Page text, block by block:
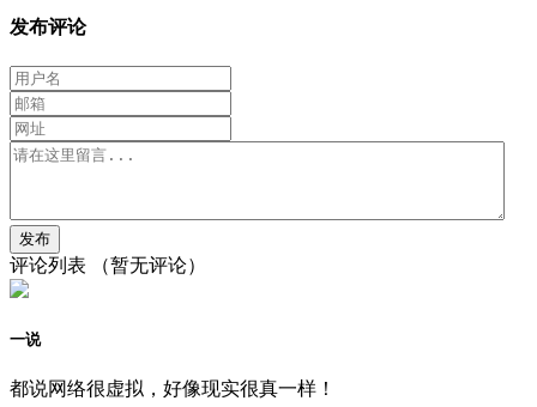
发布评论
评论列表 （暂无评论）
一说
都说网络很虚拟，好像现实很真一样！